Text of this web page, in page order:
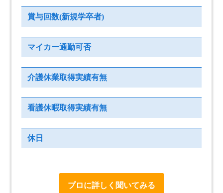
賞与回数(新規学卒者)
マイカー通勤可否
介護休業取得実績有無
看護休暇取得実績有無
休日
プロに詳しく聞いてみる